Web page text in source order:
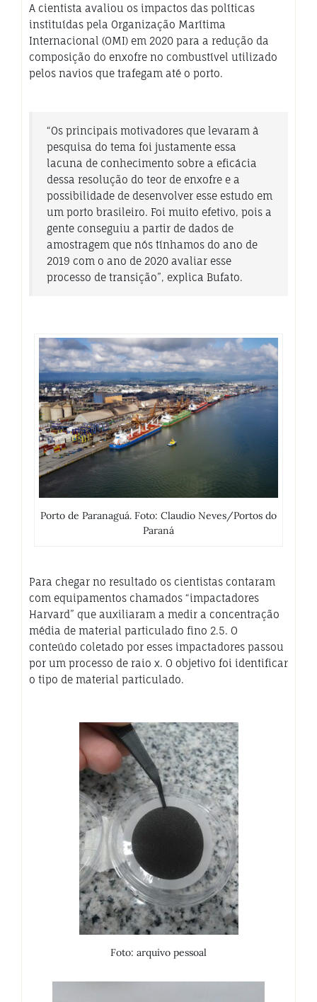
A cientista avaliou os impactos das políticas
instituídas pela Organização Marítima
Internacional (OMI) em 2020 para a redução da
composição do enxofre no combustível utilizado
pelos navios que trafegam até o porto.
“Os principais motivadores que levaram à
pesquisa do tema foi justamente essa
lacuna de conhecimento sobre a eficácia
dessa resolução do teor de enxofre e a
possibilidade de desenvolver esse estudo em
um porto brasileiro. Foi muito efetivo, pois a
gente conseguiu a partir de dados de
amostragem que nós tínhamos do ano de
2019 com o ano de 2020 avaliar esse
processo de transição”, explica Bufato.
Porto de Paranaguá. Foto: Claudio Neves/Portos do
Paraná
Para chegar no resultado os cientistas contaram
com equipamentos chamados “impactadores
Harvard” que auxiliaram a medir a concentração
média de material particulado fino 2.5. O
conteúdo coletado por esses impactadores passou
por um processo de raio x. O objetivo foi identificar
o tipo de material particulado.
Foto: arquivo pessoal